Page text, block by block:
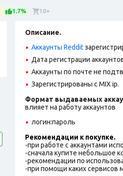
1.7% 10+
Описание.
Аккаунты Reddit
Дата регистрации
Аккаунты по почте не
Зарегистрированы с MIX ip.
Формат выдаваемых
влияет на работу аккаунтов
логин:пароль
Рекомендации к покупке.
-при работе с аккаунтами
-сначала купите небольшое
-рекомендации по
-при помощи каких сервисов